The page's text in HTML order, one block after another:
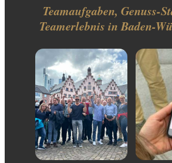
Teamaufgaben, Genuss-
Teamerlebnis in Baden-